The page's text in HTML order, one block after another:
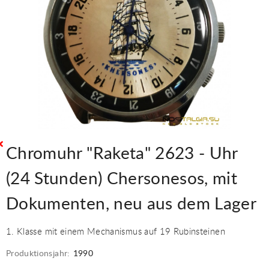
Chromuhr "Raketa" 2623 - Uhr
(24 Stunden) Chersonesos, mit
Dokumenten, neu aus dem Lager
1. Klasse mit einem Mechanismus auf 19 Rubinsteinen
Produktionsjahr: 1990